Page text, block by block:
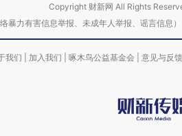
Copyright 财新网 All Rights
暴力有害信息举报、未成年人举报、谣言
我们 加入我们 啄木鸟公益基金会 意见与反馈